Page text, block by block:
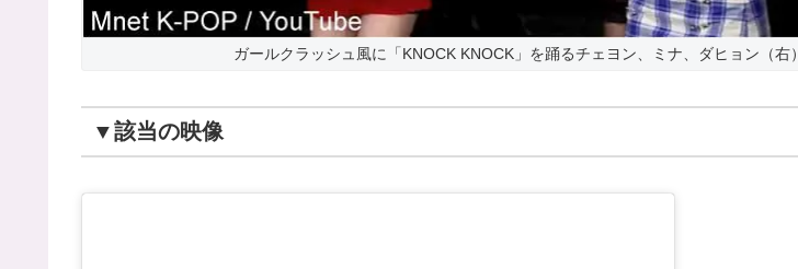
ガールクラッシュ風に「KNOCK KNOCK」を踊るチェヨン、ミナ、ダヒョン（右）
▼該当の映像